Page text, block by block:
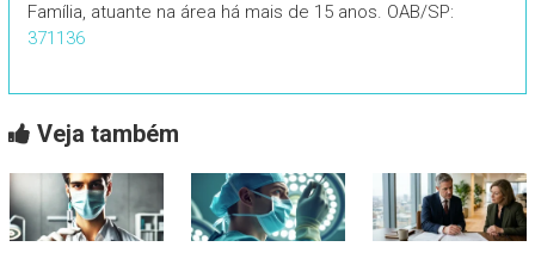
Família, atuante na área há mais de 15 anos. OAB/SP:
371136
Veja também